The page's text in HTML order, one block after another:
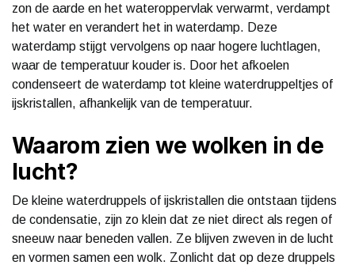
zon de aarde en het wateroppervlak verwarmt, verdampt
het water en verandert het in waterdamp. Deze
waterdamp stijgt vervolgens op naar hogere luchtlagen,
waar de temperatuur kouder is. Door het afkoelen
condenseert de waterdamp tot kleine waterdruppeltjes of
ijskristallen, afhankelijk van de temperatuur.
Waarom zien we wolken in de
lucht?
De kleine waterdruppels of ijskristallen die ontstaan tijdens
de condensatie, zijn zo klein dat ze niet direct als regen of
sneeuw naar beneden vallen. Ze blijven zweven in de lucht
en vormen samen een wolk. Zonlicht dat op deze druppels